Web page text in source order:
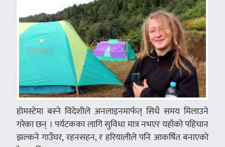
होमस्टेमा बस्ने विदेशीले अनलाइनमार्फत् सिधै समय मिलाउने
गरेका छन् । पर्यटकका लागि सुविधा मात्र नभएर यहाँको पहिचान
झल्कने गाउँघर, रहनसहन, र हरियालीले पनि आकर्षित बनाएको